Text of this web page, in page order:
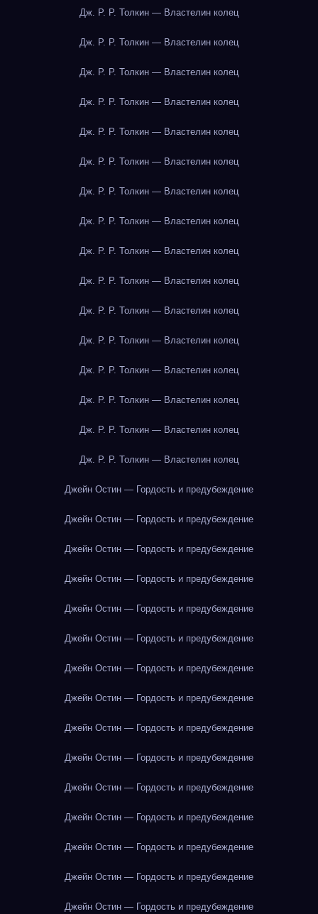
Дж. Р. Р. Толкин — Властелин колец
Дж. Р. Р. Толкин — Властелин колец
Дж. Р. Р. Толкин — Властелин колец
Дж. Р. Р. Толкин — Властелин колец
Дж. Р. Р. Толкин — Властелин колец
Дж. Р. Р. Толкин — Властелин колец
Дж. Р. Р. Толкин — Властелин колец
Дж. Р. Р. Толкин — Властелин колец
Дж. Р. Р. Толкин — Властелин колец
Дж. Р. Р. Толкин — Властелин колец
Дж. Р. Р. Толкин — Властелин колец
Дж. Р. Р. Толкин — Властелин колец
Дж. Р. Р. Толкин — Властелин колец
Дж. Р. Р. Толкин — Властелин колец
Дж. Р. Р. Толкин — Властелин колец
Дж. Р. Р. Толкин — Властелин колец
Джейн Остин — Гордость и предубеждение
Джейн Остин — Гордость и предубеждение
Джейн Остин — Гордость и предубеждение
Джейн Остин — Гордость и предубеждение
Джейн Остин — Гордость и предубеждение
Джейн Остин — Гордость и предубеждение
Джейн Остин — Гордость и предубеждение
Джейн Остин — Гордость и предубеждение
Джейн Остин — Гордость и предубеждение
Джейн Остин — Гордость и предубеждение
Джейн Остин — Гордость и предубеждение
Джейн Остин — Гордость и предубеждение
Джейн Остин — Гордость и предубеждение
Джейн Остин — Гордость и предубеждение
Джейн Остин — Гордость и предубеждение